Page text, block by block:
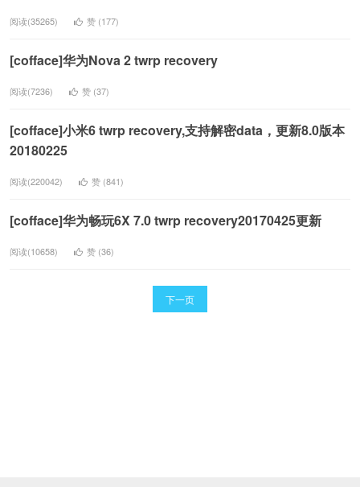
阅读(35265) 赞 (177)
[cofface]华为Nova 2 twrp recovery
阅读(7236) 赞 (37)
[cofface]小米6 twrp recovery,支持解密data，更新8.0版本
20180225
阅读(220042) 赞 (841)
[cofface]华为畅玩6X 7.0 twrp recovery20170425更新
阅读(10658) 赞 (36)
下一页